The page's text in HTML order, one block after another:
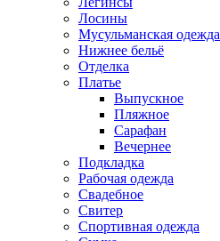
Лосины
Мусульманская одежда
Нижнее бельё
Отделка
Платье
Выпускное
Пляжное
Сарафан
Вечернее
Подкладка
Рабочая одежда
Свадебное
Свитер
Спортивная одежда